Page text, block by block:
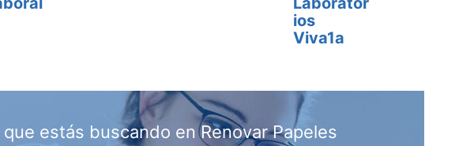
ios
Viva1a
estás buscando en Renovar Papeles